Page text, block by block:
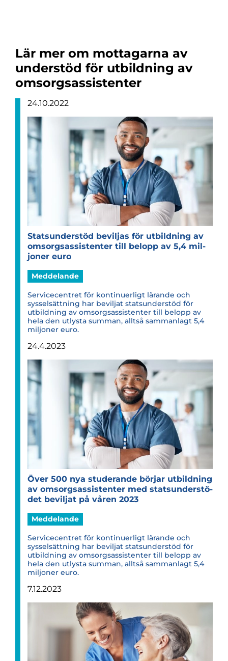
Lär mer om mottagarna av
understöd för utbildning av
omsorgsassistenter
24.10.2022
Stats­un­der­stöd bevil­jas för utbild­ning av
omsorgsas­si­sten­ter till belopp av 5,4 mil­
jo­ner euro
Meddelande
Servicecentret för kontinuerligt lärande och
sysselsättning har beviljat statsunderstöd för
utbildning av omsorgsassistenter till belopp av
hela den utlysta summan, alltså sammanlagt 5,4
miljoner euro.
24.4.2023
Över 500 nya stu­de­rande bör­jar utbild­ning
av omsorgsas­si­sten­ter med stats­un­der­stö­
det bevil­jat på våren 2023
Meddelande
Servicecentret för kontinuerligt lärande och
sysselsättning har beviljat statsunderstöd för
utbildning av omsorgsassistenter till belopp av
hela den utlysta summan, alltså sammanlagt 5,4
miljoner euro.
7.12.2023